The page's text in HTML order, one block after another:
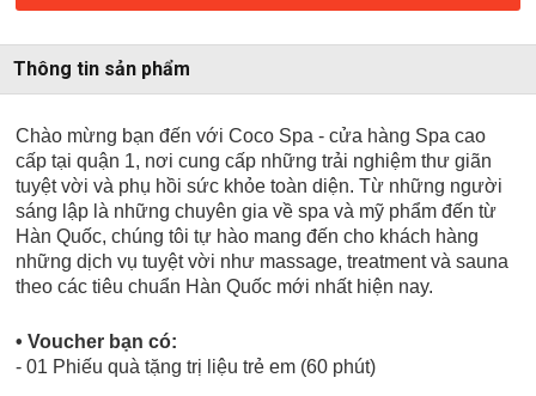
Thông tin sản phẩm
Chào mừng bạn đến với Coco Spa - cửa hàng Spa cao
cấp tại quận 1, nơi cung cấp những trải nghiệm thư giãn
tuyệt vời và phụ hồi sức khỏe toàn diện. Từ những người
sáng lập là những chuyên gia về spa và mỹ phẩm đến từ
Hàn Quốc, chúng tôi tự hào mang đến cho khách hàng
những dịch vụ tuyệt vời như massage, treatment và sauna
theo các tiêu chuẩn Hàn Quốc mới nhất hiện nay.
• Voucher bạn có:
- 01 Phiếu quà tặng trị liệu trẻ em (60 phút)